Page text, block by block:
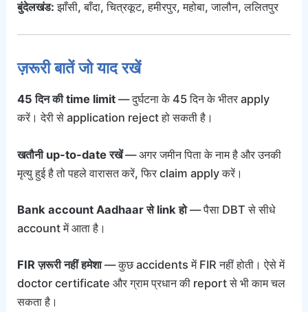
बुंदेलखंड: झाँसी, बाँदा, चित्रकूट, हमीरपुर, महोबा, जालौन, ललितपुर
ज़रूरी बातें जो याद रखें
45 दिन की time limit — दुर्घटना के 45 दिन के भीतर apply
करें। देरी से application reject हो सकती है।
खतौनी up-to-date रखें— अगर जमीन पिता के नाम है और उनकी
मृत्यु हुई है तो पहले वारासत करें, फिर claim apply करें।
Bank account Aadhaar से link हो— पैसा DBT से सीधे
account में आता है।
FIR ज़रूरी नहीं हमेशा— कुछ accidents में FIR नहीं होती। ऐसे में
doctor certificate और ग्राम प्रधान की report से भी काम चल
सकता है।